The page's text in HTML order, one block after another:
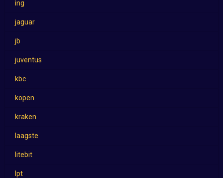
ing
jaguar
jb
juventus
kbc
kopen
kraken
laagste
litebit
lpt